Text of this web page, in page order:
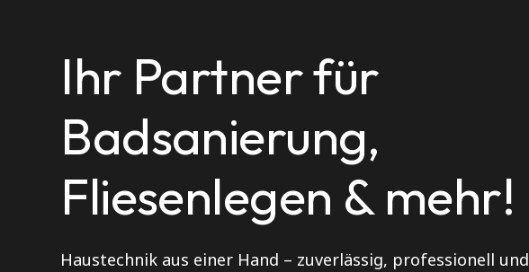
Ihr Partner für
Badsanierung,
Fliesenlegen & mehr!
Haustechnik aus einer Hand – zuverlässig, professionell und